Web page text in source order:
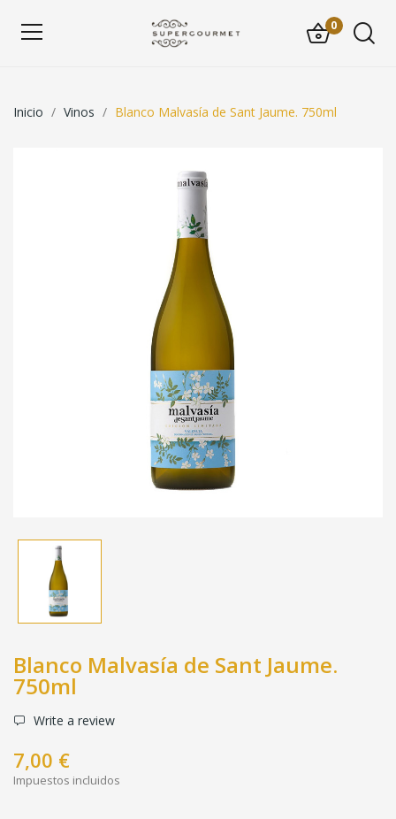
0
Inicio Vinos Blanco Malvasía de Sant Jaume. 750ml
Blanco Malvasía de Sant Jaume.
750ml
Write a review
7,00 €
Impuestos incluidos